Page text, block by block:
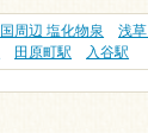
周辺 塩化物泉
浅
田原町駅 入谷駅